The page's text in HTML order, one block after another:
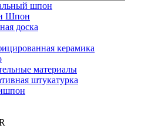
шпон
Шпон
доска
керамика
материалы
штукатурка